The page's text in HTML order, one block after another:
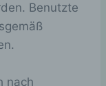
Benutzte
nach
den